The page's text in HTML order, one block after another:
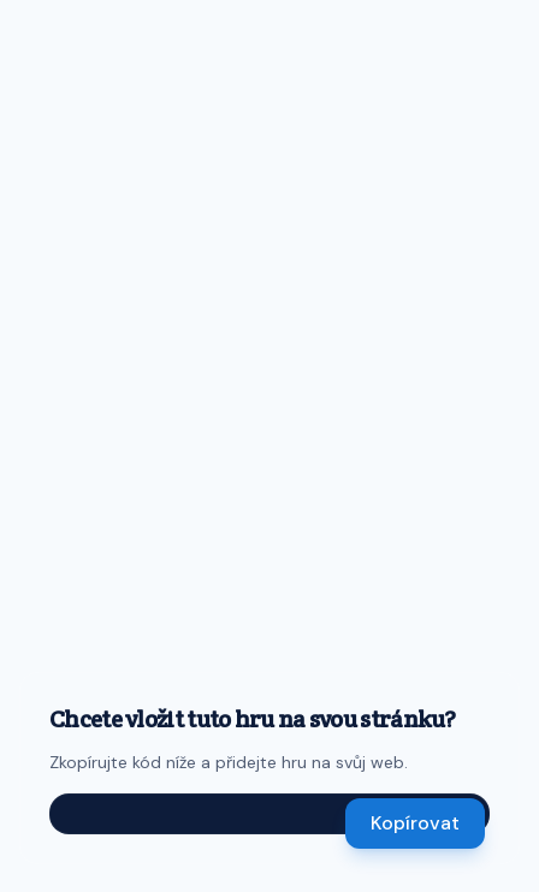
Chcete vložit tuto hru na svou stránku?
Zkopírujte kód níže a přidejte hru na svůj web.
Kopírovat